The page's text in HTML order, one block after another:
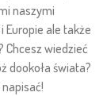
naszymi
Europie ale także
Chcesz wiedzieć
dookoła świata?